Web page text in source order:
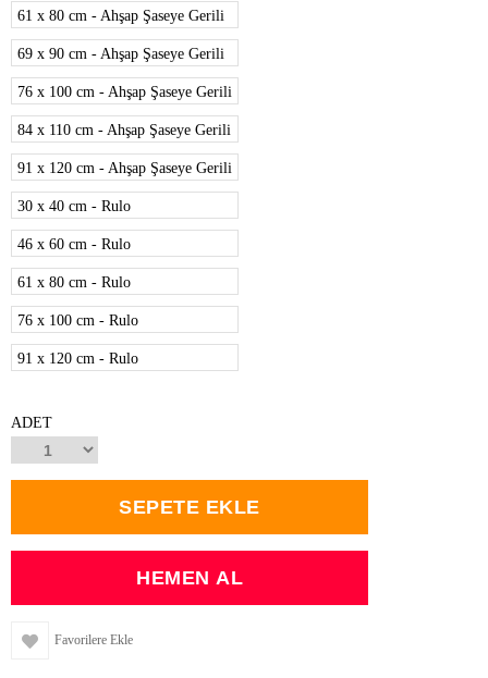
61 x 80 cm - Ahşap Şaseye Gerili
69 x 90 cm - Ahşap Şaseye Gerili
76 x 100 cm - Ahşap Şaseye Gerili
84 x 110 cm - Ahşap Şaseye Gerili
91 x 120 cm - Ahşap Şaseye Gerili
30 x 40 cm - Rulo
46 x 60 cm - Rulo
61 x 80 cm - Rulo
76 x 100 cm - Rulo
91 x 120 cm - Rulo
ADET
Favorilere Ekle